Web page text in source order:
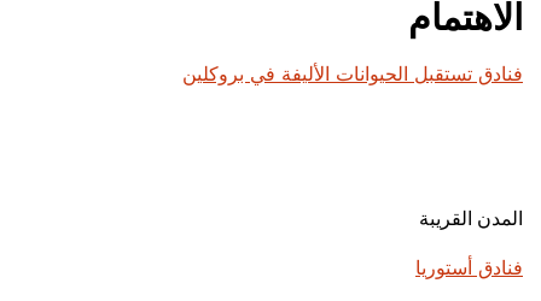
الاهتمام
فنادق تستقبل الحيوانات الأليفة في بروكلين
المدن القريبة
فنادق أستوريا